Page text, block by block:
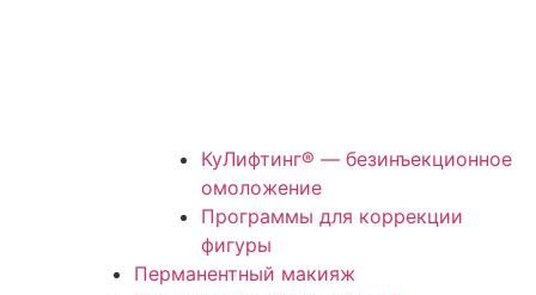
КуЛифтинг® — безинъекционное
омоложение
Программы для коррекции
фигуры
Перманентный макияж